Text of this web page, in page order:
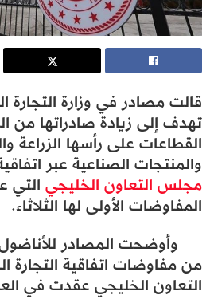
قالت مصادر في وزارة التجارة
تهدف إلى زيادة صادراتها من
القطاعات على رأسها الزراعة
والمنتجات الصناعية عبر
مجلس التعاون الخليجيالتي
المفاوضات الأولى لها الثلاثاء.
وأوضحت المصادر للأناضول
من مفاوضات اتفاقية
التعاون الخليجي عقدت في